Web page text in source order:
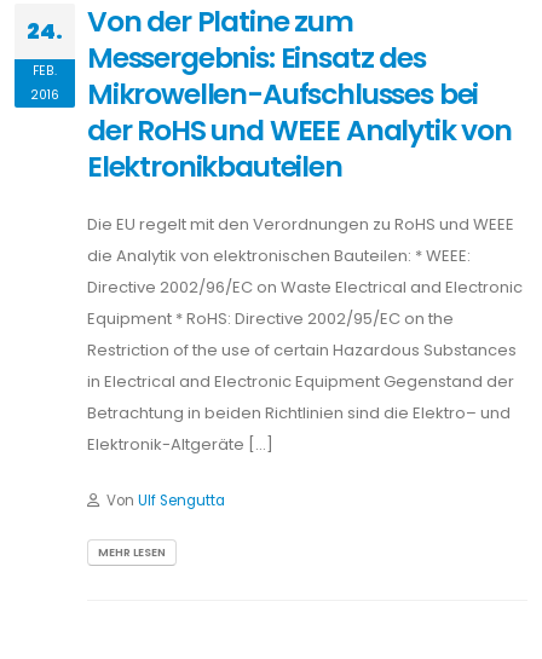
24.
FEB.
2016
Von der Platine zum
Messergebnis: Einsatz des
Mikrowellen-Aufschlusses bei
der RoHS und WEEE Analytik von
Elektronikbauteilen
Die EU regelt mit den Verordnungen zu RoHS und WEEE
die Analytik von elektronischen Bauteilen: * WEEE:
Directive 2002/96/EC on Waste Electrical and Electronic
Equipment * RoHS: Directive 2002/95/EC on the
Restriction of the use of certain Hazardous Substances
in Electrical and Electronic Equipment Gegenstand der
Betrachtung in beiden Richtlinien sind die Elektro– und
Elektronik-Altgeräte […]
Von Ulf Sengutta
MEHR LESEN